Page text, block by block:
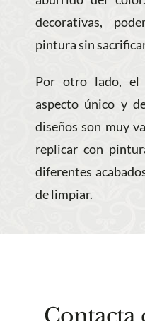
decorativas,
pintura sin
Por otro lado, el
aspecto único y
diseños son muy
replicar con
diferentes
de limpiar.
Contacta